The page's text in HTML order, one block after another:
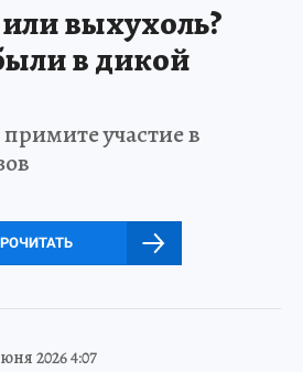
выхухоль?
в дикой
участие в
2026 4:07